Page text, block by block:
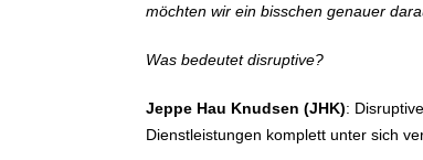
möchten wir ein bisschen genauer
Was bedeutet disruptive?
Jeppe Hau Knudsen (JHK):
Dienstleistungen komplett unter sich